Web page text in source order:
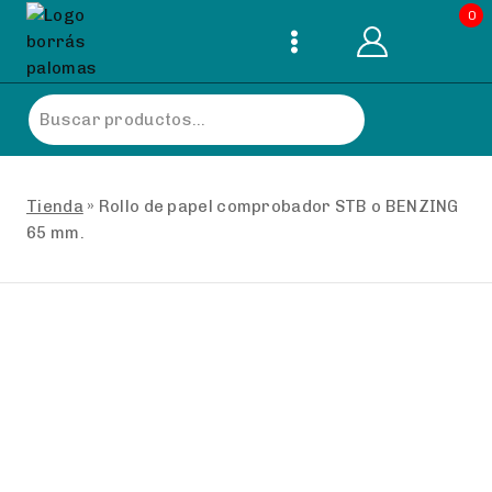
Skip
content
0
Buscar
por:
Tienda » Rollo de papel comprobador STB o BENZING
65 mm.